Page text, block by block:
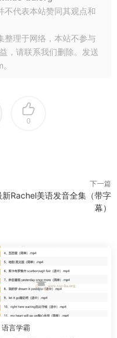
不代表本站赞同其观点和
整理于网络，本站不参与
，请联系我们删除。发送
0
下一篇
新Rachel美语发音全集（带字
幕）
语言学霸